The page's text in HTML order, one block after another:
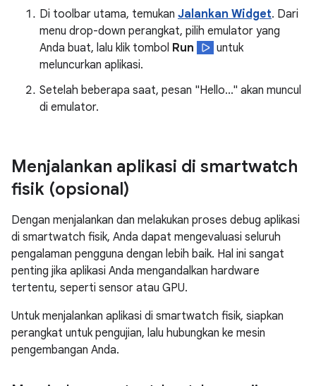
Di toolbar utama, temukan Jalankan Widget. Dari
menu drop-down perangkat, pilih emulator yang
Anda buat, lalu klik tombol Run
untuk
meluncurkan aplikasi.
Setelah beberapa saat, pesan "Hello..." akan muncul
di emulator.
Menjalankan aplikasi di smartwatch
fisik (opsional)
Dengan menjalankan dan melakukan proses debug aplikasi
di smartwatch fisik, Anda dapat mengevaluasi seluruh
pengalaman pengguna dengan lebih baik. Hal ini sangat
penting jika aplikasi Anda mengandalkan hardware
tertentu, seperti sensor atau GPU.
Untuk menjalankan aplikasi di smartwatch fisik, siapkan
perangkat untuk pengujian, lalu hubungkan ke mesin
pengembangan Anda.